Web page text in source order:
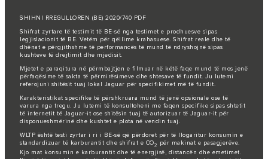
SHIHNI RREGULLOREN (BE) 2020/740 PDF
Shifrat zyrtare të testimit të BE-së nga testimet e prodhuesve sipas
legjislacionit të BE. Vetëm për qëllime krahasuese. Shifrat reale dhe të
dhënat e përgjithshme të performancës të mund të ndryshojnë sipas
kushteve të drejtimit dhe mjedisit.
Mjetet e paraqitura në përmbajtjen e filmuar në këtë faqe mund të mos jenë
përfaqësime të sakta të përmirësimeve dhe shtesave të fundit. Ju lutemi
referojuni shitësit tuaj lokal Jaguar për specifikimet më të fundit.
Karakteristikat specifike të përshkruara mund të jenë opsionale ose të
varura nga tregu. Ju lutemi të konsultoheni me faqen specifike sipas shtetit
të internetit të Jaguar-it ose shitësin tuaj të autorizuar të Jaguar-it për
disponueshmërinë dhe kushtet e plota në vendin tuaj.
WLTP është testi zyrtar i ri i BE-së që përdoret për të llogaritur konsumin e
standardizuar të karburantit dhe shifrat e CO2
për makinat e pasagjerëve.
Kjo mat konsumin e karburantit dhe të energjisë, distancën dhe emetimet.